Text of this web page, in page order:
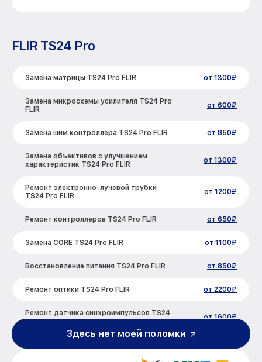
FLIR TS24 Pro
Замена матрицы TS24 Pro FLIR от 1300₽
Замена микросхемы усилителя TS24 Pro
FLIR
от 600₽
Замена шим контроллера TS24 Pro FLIR от 850₽
Замена объективов с улучшением
характеристик TS24 Pro FLIR
от 1300₽
Ремонт электронно-лучевой трубки
TS24 Pro FLIR
от 1200₽
Ремонт контроллеров TS24 Pro FLIR от 650₽
Замена CORE TS24 Pro FLIR от 1100₽
Восстановление питания TS24 Pro FLIR от 850₽
Ремонт оптики TS24 Pro FLIR от 2200₽
Ремонт датчика синхроимпульсов TS24
Pro FLIR
от 1600₽
от 900₽
Здесь нет моей поломки